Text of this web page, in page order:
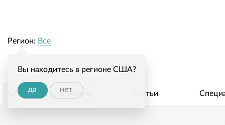
Регион: Все
Вы находитесь в регионе США?
да нет
Специалисты и услуги Статьи